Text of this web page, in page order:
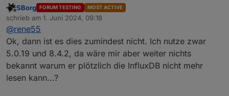
Offline
SBorg FORUM TESTING MOST ACTIVE
schrieb am 1. Juni 2024, 09:18
zuletzt editiert von
@rene55
Ok, dann ist es dies zumindest nicht. Ich nutze zwar
5.0.19 und 8.4.2, da wäre mir aber weiter nichts
bekannt warum er plötzlich die InfluxDB nicht mehr
lesen kann...?